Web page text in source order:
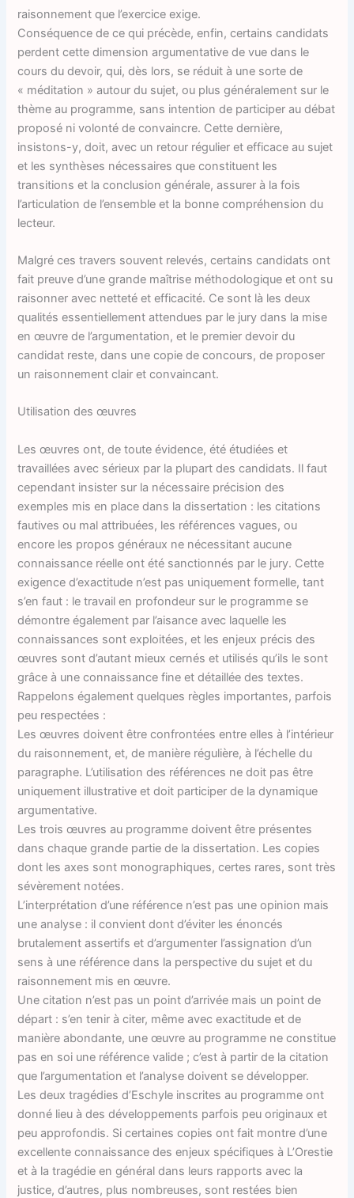
raisonnement que l’exercice exige.
Conséquence de ce qui précède, enfin, certains candidats
perdent cette dimension argumentative de vue dans le
cours du devoir, qui, dès lors, se réduit à une sorte de
« méditation » autour du sujet, ou plus généralement sur le
thème au programme, sans intention de participer au débat
proposé ni volonté de convaincre. Cette dernière,
insistons-y, doit, avec un retour régulier et efficace au sujet
et les synthèses nécessaires que constituent les
transitions et la conclusion générale, assurer à la fois
l’articulation de l’ensemble et la bonne compréhension du
lecteur.
Malgré ces travers souvent relevés, certains candidats ont
fait preuve d’une grande maîtrise méthodologique et ont su
raisonner avec netteté et efficacité. Ce sont là les deux
qualités essentiellement attendues par le jury dans la mise
en œuvre de l’argumentation, et le premier devoir du
candidat reste, dans une copie de concours, de proposer
un raisonnement clair et convaincant.
Utilisation des œuvres
Les œuvres ont, de toute évidence, été étudiées et
travaillées avec sérieux par la plupart des candidats. Il faut
cependant insister sur la nécessaire précision des
exemples mis en place dans la dissertation : les citations
fautives ou mal attribuées, les références vagues, ou
encore les propos généraux ne nécessitant aucune
connaissance réelle ont été sanctionnés par le jury. Cette
exigence d’exactitude n’est pas uniquement formelle, tant
s’en faut : le travail en profondeur sur le programme se
démontre également par l’aisance avec laquelle les
connaissances sont exploitées, et les enjeux précis des
œuvres sont d’autant mieux cernés et utilisés qu’ils le sont
grâce à une connaissance fine et détaillée des textes.
Rappelons également quelques règles importantes, parfois
peu respectées :
Les œuvres doivent être confrontées entre elles à l’intérieur
du raisonnement, et, de manière régulière, à l’échelle du
paragraphe. L’utilisation des références ne doit pas être
uniquement illustrative et doit participer de la dynamique
argumentative.
Les trois œuvres au programme doivent être présentes
dans chaque grande partie de la dissertation. Les copies
dont les axes sont monographiques, certes rares, sont très
sévèrement notées.
L’interprétation d’une référence n’est pas une opinion mais
une analyse : il convient dont d’éviter les énoncés
brutalement assertifs et d’argumenter l’assignation d’un
sens à une référence dans la perspective du sujet et du
raisonnement mis en œuvre.
Une citation n’est pas un point d’arrivée mais un point de
départ : s’en tenir à citer, même avec exactitude et de
manière abondante, une œuvre au programme ne constitue
pas en soi une référence valide ; c’est à partir de la citation
que l’argumentation et l’analyse doivent se développer.
Les deux tragédies d’Eschyle inscrites au programme ont
donné lieu à des développements parfois peu originaux et
peu approfondis. Si certaines copies ont fait montre d’une
excellente connaissance des enjeux spécifiques à L’Orestie
et à la tragédie en général dans leurs rapports avec la
justice, d’autres, plus nombreuses, sont restées bien